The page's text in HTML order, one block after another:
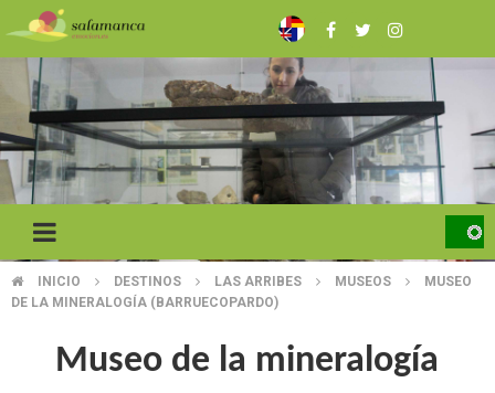
Pasar
al
contenido
principal
SOBRESCRIBIR
INICIO DESTINOS LAS ARRIBES MUSEOS
MUSEO
DE LA MINERALOGÍA (BARRUECOPARDO)
Museo de la mineralogía